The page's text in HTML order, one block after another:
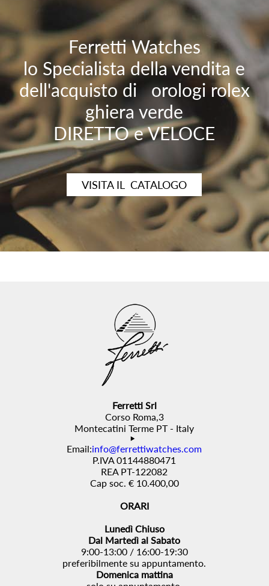
Ferretti Watches
lo Specialista della vendita e
dell'acquisto di orologi rolex
ghiera verde
DIRETTO e VELOCE
VISITA IL CATALOGO
Ferretti Srl
Corso Roma,3
Montecatini Terme PT - Italy
Email:info@ferrettiwatches.com
P.IVA 01144880471
REA PT-122082
Cap soc. € 10.400,00
ORARI
Lunedì Chiuso
Dal Martedì al Sabato
9:00-13:00 / 16:00-19:30
preferibilmente su appuntamento.
Domenica mattina